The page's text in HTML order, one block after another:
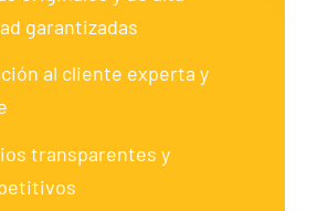
garantizadas
al cliente experta y
transparentes y